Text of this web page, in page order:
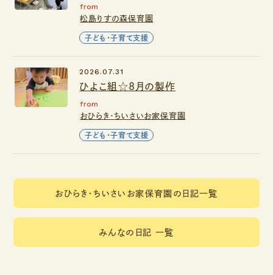
from
松島りすの森保育園
子ども・子育て支援
ひよこ組☆8月の製作
2026.07.31
from
おひらき・ちいさいお家保育園
子ども・子育て支援
おひらき・ちいさいお家保育園の日記一覧
みんなの日記 一覧